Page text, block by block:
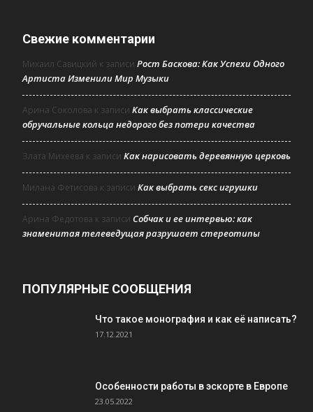
Свежие комментарии
Михаил Савицкий к записи Рост Баскова: Как Успехи Одного
Артиста Изменили Мир Музыки
Арина Соколова к записи Как выбрать классические
обручальные кольца недорого без потери качества
Злата Михеева к записи Как нарисовать деревянную церковь
Милана Фетисова к записи Как выбрать секс игрушки
Арина Федотова к записи Собчак и ее интервью: как
знаменитая телеведущая разрушает стереотипы
ПОПУЛЯРНЫЕ СООБЩЕНИЯ
Что такое монография и как её написать?
17.12.2021
Особенности работы в эскорте в Европе
23.05.2022